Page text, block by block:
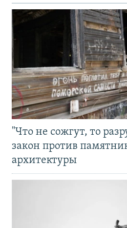
"Что не сожгут, то
закон против
архитектуры